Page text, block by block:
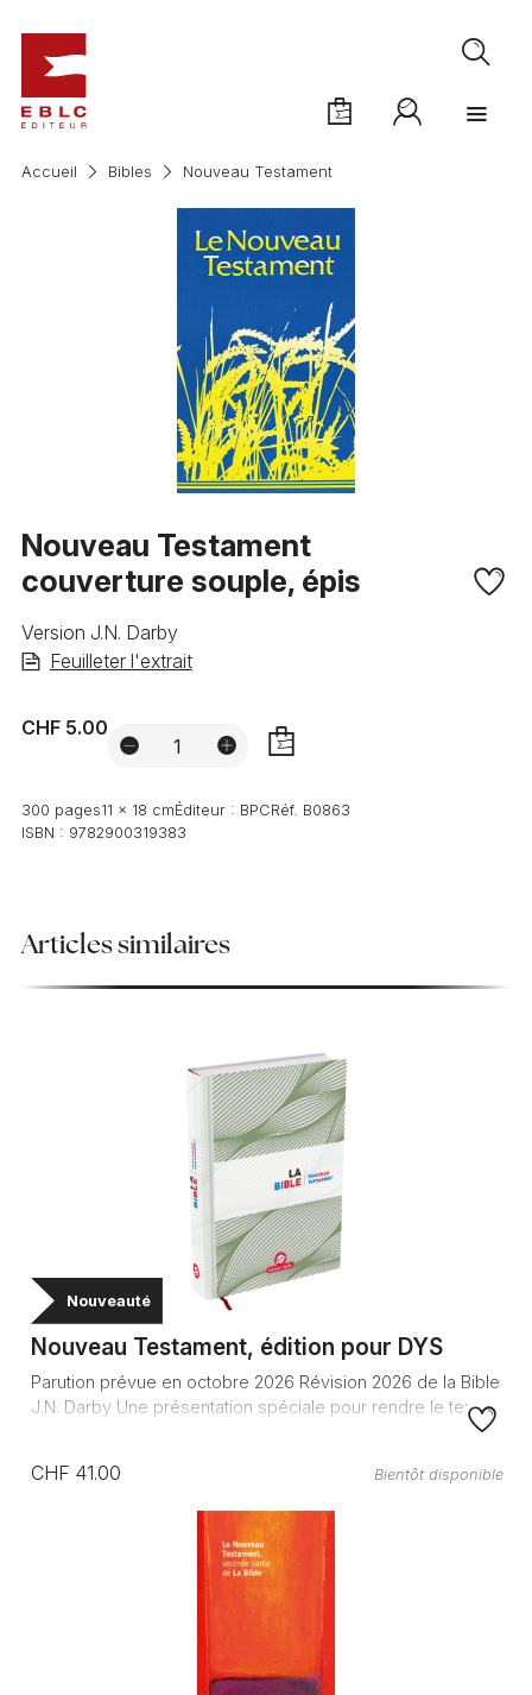
Accueil Bibles Nouveau Testament
Nouveau Testament
couverture souple, épis
Version J.N. Darby
Feuilleter l'extrait
CHF 5.00
300 pages11 x 18 cmÉditeur : BPCRéf. B0863
ISBN : 9782900319383
Articles similaires
Nouveauté
Nouveau Testament, édition pour DYS
Parution prévue en octobre 2026 Révision 2026 de la Bible
J.N. Darby Une présentation spéciale pour rendre le text...
CHF 41.00 Bientôt disponible